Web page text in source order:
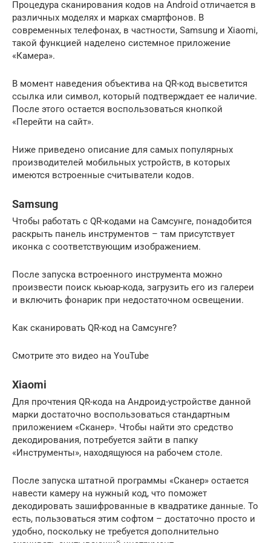
Процедура сканирования кодов на Android отличается в
различных моделях и марках смартфонов. В
современных телефонах, в частности, Samsung и Xiaomi,
такой функцией наделено системное приложение
«Камера».
В момент наведения объектива на QR-код высветится
ссылка или символ, который подтверждает ее наличие.
После этого остается воспользоваться кнопкой
«Перейти на сайт».
Ниже приведено описание для самых популярных
производителей мобильных устройств, в которых
имеются встроенные считыватели кодов.
Samsung
Чтобы работать с QR-кодами на Самсунге, понадобится
раскрыть панель инструментов – там присутствует
иконка с соответствующим изображением.
После запуска встроенного инструмента можно
произвести поиск кьюар-кода, загрузить его из галереи
и включить фонарик при недостаточном освещении.
Как сканировать QR-код на Самсунге?
Смотрите это видео на YouTube
Xiaomi
Для прочтения QR-кода на Андроид-устройстве данной
марки достаточно воспользоваться стандартным
приложением «Сканер». Чтобы найти это средство
декодирования, потребуется зайти в папку
«Инструменты», находящуюся на рабочем столе.
После запуска штатной программы «Сканер» остается
навести камеру на нужный код, что поможет
декодировать зашифрованные в квадратике данные. То
есть, пользоваться этим софтом – достаточно просто и
удобно, поскольку не требуется дополнительно